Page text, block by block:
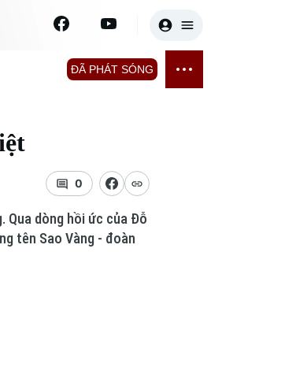
Điện ảnh
Thời trang
ĐÃ PHÁT SÓNG
0
Qua dòng hồi ức của Đỗ
tên Sao Vàng - đoàn